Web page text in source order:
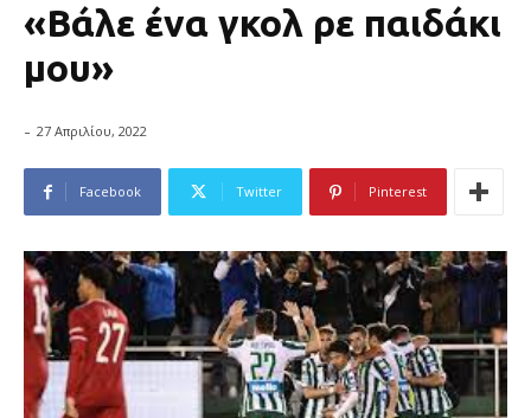
«Βάλε ένα γκολ ρε παιδάκι
μου»
- 27 Απριλίου, 2022
Facebook Twitter Pinterest